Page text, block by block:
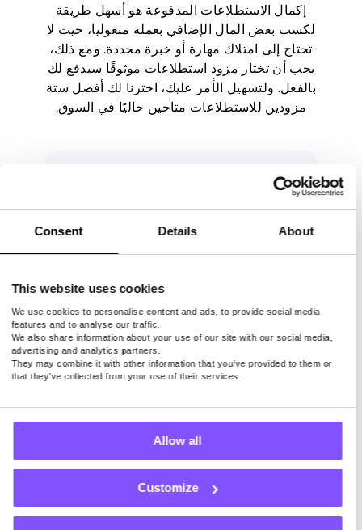
Consent Details About
This website uses cookies
We use cookies to personalise content and ads, to provide social media
features and to analyse our traffic.
We also share information about your use of our site with our social media,
advertising and analytics partners.
They may combine it with other information that you’ve provided to them or
that they’ve collected from your use of their services.
Allow all
Customize
إكمال الاستطلاعات المدفوعة هو أسهل طريقة
لكسب بعض المال الإضافي بعملة منغوليا، حيث لا
تحتاج إلى امتلاك مهارة أو خبرة محددة. ومع ذلك،
يجب أن تختار مزود استطلاعات موثوقًا سيدفع لك
بالفعل. ولتسهيل الأمر عليك، اخترنا لك أفضل ستة
مزودين للاستطلاعات متاحين حاليًا في السوق.
1. Pawns.app
Pawns.app هو مزود شرعي تم
تطويره من قبل شركة IPRoyal
الموثوقة. لديها استطلاعات قصيرة
تستغرق بضع دقائق فقط للإجابة عليها
، كل منها يدفع حوالي 1 دولار. تحتاج
إلى كسب 5 دولارات فقط لتتمكن من
هو أنه لا يستخدم النقاط التي يجب